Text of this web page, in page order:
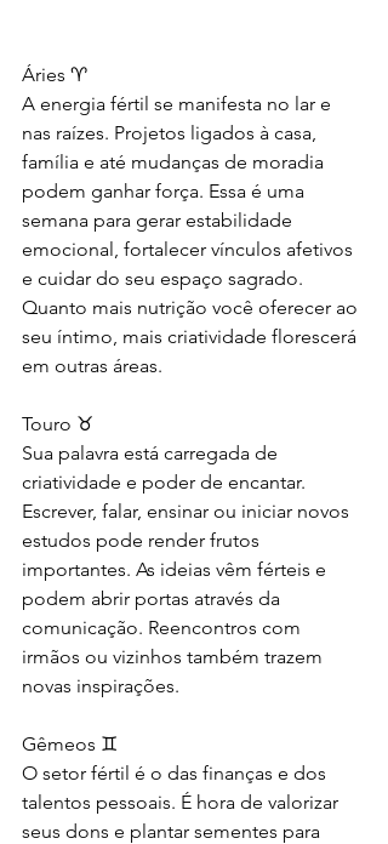
Áries ♈
A energia fértil se manifesta no lar e
nas raízes. Projetos ligados à casa,
família e até mudanças de moradia
podem ganhar força. Essa é uma
semana para gerar estabilidade
emocional, fortalecer vínculos afetivos
e cuidar do seu espaço sagrado.
Quanto mais nutrição você oferecer ao
seu íntimo, mais criatividade florescerá
em outras áreas.
Touro ♉
Sua palavra está carregada de
criatividade e poder de encantar.
Escrever, falar, ensinar ou iniciar novos
estudos pode render frutos
importantes. As ideias vêm férteis e
podem abrir portas através da
comunicação. Reencontros com
irmãos ou vizinhos também trazem
novas inspirações.
Gêmeos ♊
O setor fértil é o das finanças e dos
talentos pessoais. É hora de valorizar
seus dons e plantar sementes para